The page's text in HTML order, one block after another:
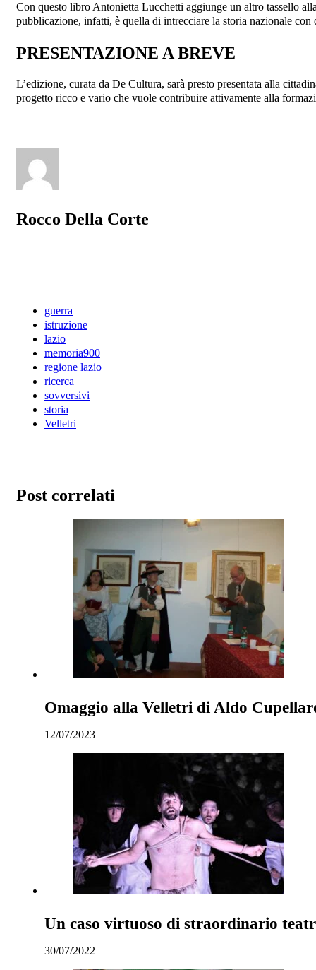
Con questo libro Antonietta Lucchetti aggiunge un altro tassello
pubblicazione, infatti, è quella di intrecciare la storia nazionale
PRESENTAZIONE A BREVE
L’edizione, curata da De Cultura, sarà presto presentata alla
progetto ricco e vario che vuole contribuire attivamente alla
Rocco Della Corte
guerra
istruzione
lazio
memoria900
regione lazio
ricerca
sovversivi
storia
Velletri
Post correlati
Omaggio alla Velletri di Aldo
12/07/2023
Un caso virtuoso di straordinario
30/07/2022